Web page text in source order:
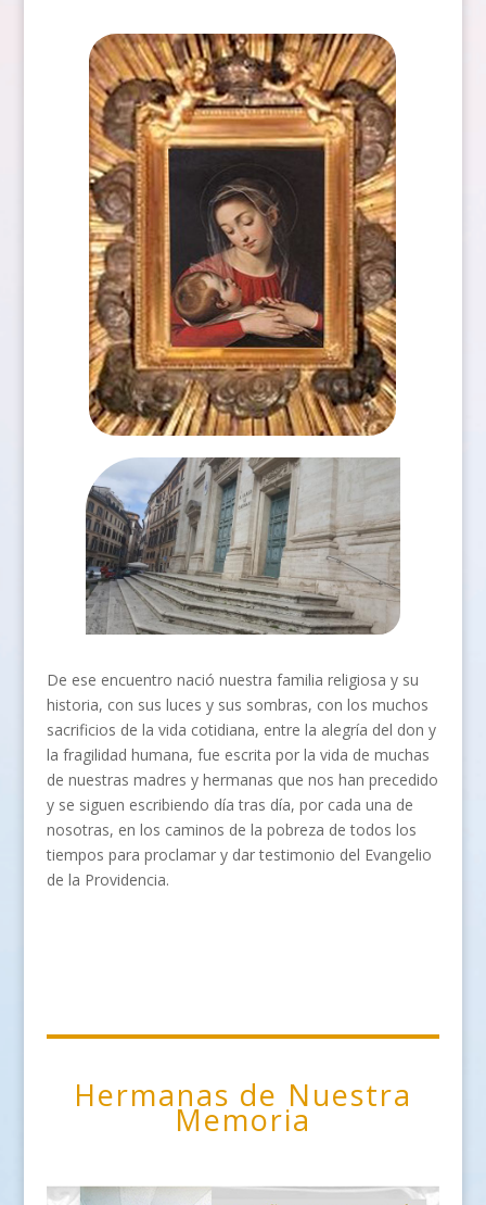
De ese encuentro nació nuestra familia religiosa y su
historia, con sus luces y sus sombras, con los muchos
sacrificios de la vida cotidiana, entre la alegría del don y
la fragilidad humana, fue escrita por la vida de muchas
de nuestras madres y hermanas que nos han precedido
y se siguen escribiendo día tras día, por cada una de
nosotras, en los caminos de la pobreza de todos los
tiempos para proclamar y dar testimonio del Evangelio
de la Providencia.
Hermanas de Nuestra
Memoria